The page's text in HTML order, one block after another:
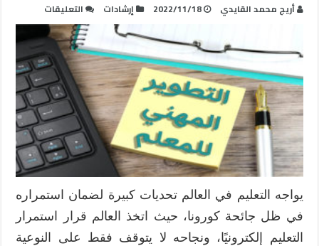
أريج محمد القايدي 2022/11/18 إرشادات التعليقات
التطوير
المهني
للمعلمين
في
استخدام
استراتيجية
التعلم
الذاتي
على
منصات
التعليم
الإلكتروني
مغلقة
يواجه التعليم في العالم تحديات كبيرة لضمان استمراره
في ظل جائحة كورونا، حيث اتخذ العالم قرار استمرار
التعليم إلكترونيًا، ونجاحه لا يتوقف فقط على النوعية